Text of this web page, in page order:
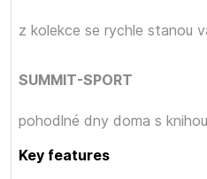
z kolekce
SUMMIT-SPORT
se rychle stanou
pohodlné dny doma s
Key features